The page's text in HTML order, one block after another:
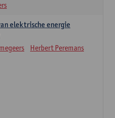
elektrische energie
Herbert Peremans